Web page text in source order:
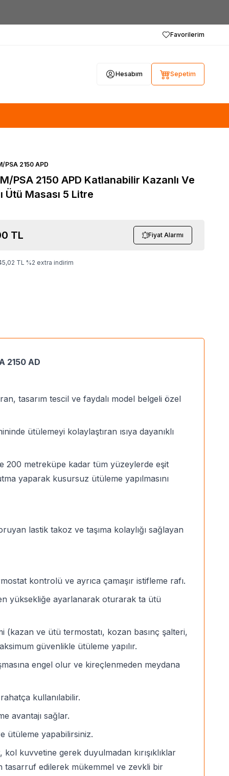
Favorilerim
Hesabım Sepetim
PSA 2150 APD
PSA 2150 APD Katlanabilir Kazanlı Ve
Ütü Masası 5 Litre
TL Fiyat Alarmı
TL %2 extra indirim
2150 AD
tasarım tescil ve faydalı model belgeli özel
ütülemeyi kolaylaştıran ısıya dayanıklı
200 metreküpe kadar tüm yüzeylerde eşit
yaparak kusursuz ütüleme yapılmasını
lastik takoz ve taşıma kolaylığı sağlayan
kontrolü ve ayrıca çamaşır istifleme rafı.
yüksekliğe ayarlanarak oturarak ta ütü
(kazan ve ütü termostatı, kozan basınç şalteri,
güvenlikle ütüleme yapılır.
engel olur ve kireçlenmeden meydana
kullanılabilir.
avantajı sağlar.
ütüleme yapabilirsiniz.
kuvvetine gerek duyulmadan kırışıklıklar
tasarruf edilerek mükemmel ve zevkli bir